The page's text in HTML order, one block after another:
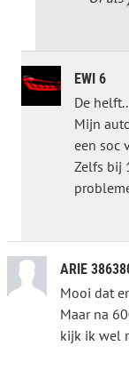
EWI 6
De
Mijn
een soc
Zelfs bij
ARIE
Mooi dat
Maar na
kijk ik wel